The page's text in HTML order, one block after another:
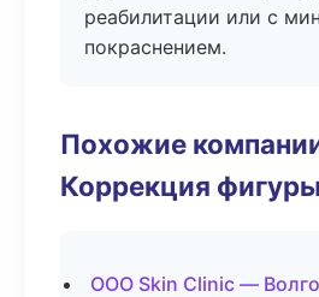
реабилитации или с
покраснением.
Похожие
Коррекция фигуры
ООО Skin Clinic —